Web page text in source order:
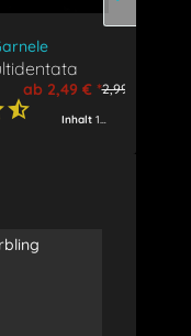
ab 2,49 € *2,99 € *
Inhalt1 Garnele